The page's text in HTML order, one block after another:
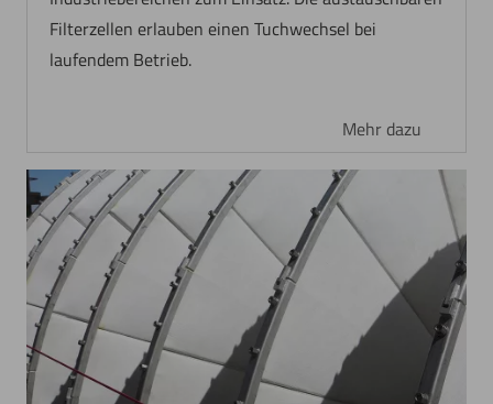
Filterzellen erlauben einen Tuchwechsel bei
laufendem Betrieb.
Mehr dazu
Jetzt direkt die gemerkte Auswahl anfragen.